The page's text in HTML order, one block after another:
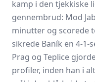
kamp i den tjekkiske
gennembrud: Mod
minutter og scorede
sikrede Baník en 4-1-
Prag og Teplice
profiler, inden han i